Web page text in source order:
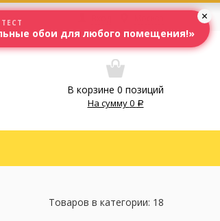
В корзине 0 позиций
На сумму0
Товаров в категории: 18
обои для любого помещения!»